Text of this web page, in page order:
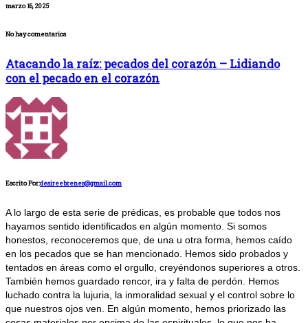
marzo 16, 2025
No hay comentarios
Atacando la raíz: pecados del corazón – Lidiando
con el pecado en el corazón
Escrito Por:desireebrenes@gmail.com
A lo largo de esta serie de prédicas, es probable que todos nos
hayamos sentido identificados en algún momento. Si somos
honestos, reconoceremos que, de una u otra forma, hemos caído
en los pecados que se han mencionado. Hemos sido probados y
tentados en áreas como el orgullo, creyéndonos superiores a otros.
También hemos guardado rencor, ira y falta de perdón. Hemos
luchado contra la lujuria, la inmoralidad sexual y el control sobre lo
que nuestros ojos ven. En algún momento, hemos priorizado las